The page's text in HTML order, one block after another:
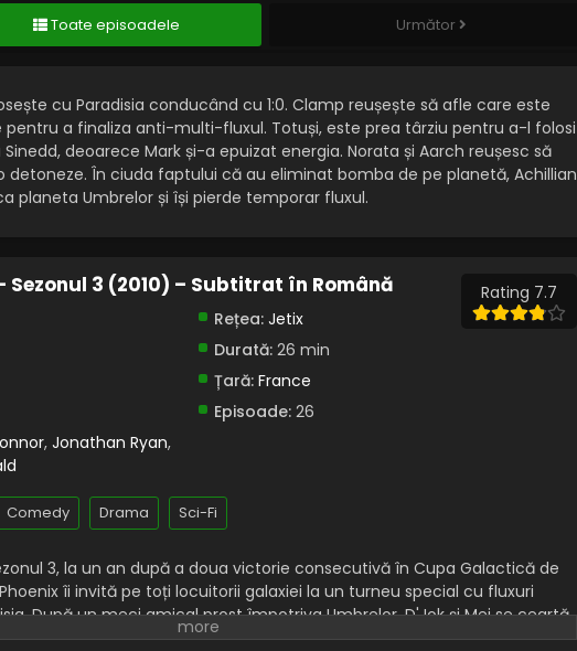
Toate episoadele Următor
cu Paradisia conducând cu 1:0. Clamp reușește să afle care este
a finaliza anti-multi-fluxul. Totuși, este prea târziu pentru a-l folosi
deoarece Mark și-a epuizat energia. Norata și Aarch reușesc să
În ciuda faptului că au eliminat bomba de pe planetă, Achillian
planeta Umbrelor și își pierde temporar fluxul.
3 (2010) – Subtitrat în Română
Rating 7.7
Rețea: Jetix
Durată:26 min
Țară: France
Episoade:26
, Jonathan Ryan,
Comedy Drama Sci-Fi
3, la un an după a doua victorie consecutivă în Cupa Galactică de
îi invită pe toți locuitorii galaxiei la un turneu special cu fluxuri
După un meci amical prost împotriva Umbrelor, D'Jok și Mei se ceartă.
și se alătură Umbrelor. Yuki părăsește temporar Snow Kids pentru a se